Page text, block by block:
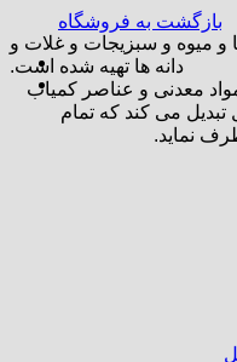
بازگشت به فروشگاه
و میوه و سبزیجات و غلات و
دانه ها تهیه شده است.
معدنی و عناصر کمیاب
می کند که تمام
نماید.